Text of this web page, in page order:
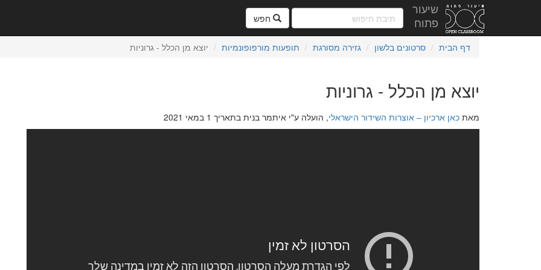
שיעור
פתוח
חפש
דף הבית סרטונים בלשון גזירה מסורגת תופעות מורפופונמיות יוצא מן הכלל - גרוניות
יוצא מן הכלל - גרוניות
מאת כאן ארכיון – אוצרות השידור הישראלי, הועלה ע"י איתמר בנית בתאריך 1 במאי 2021